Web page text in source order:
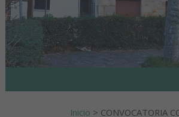
Inicio > CONVOCATORIA